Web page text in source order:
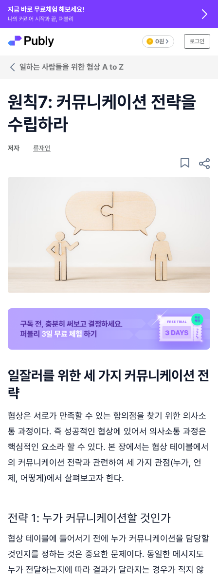
지금 바로 무료체험 해보세요!
나의 커리어 시작과 끝, 퍼블리
0원 로그인
일하는 사람들을 위한 협상 A to Z
원칙7: 커뮤니케이션 전략을
수립하라
저자 류재언
일잘러를 위한 세 가지 커뮤니케이션 전
략
협상은 서로가 만족할 수 있는 합의점을 찾기 위한 의사소
통 과정이다. 즉 성공적인 협상에 있어서 의사소통 과정은
핵심적인 요소라 할 수 있다. 본 장에서는 협상 테이블에서
의 커뮤니케이션 전략과 관련하여 세 가지 관점(누가, 언
제, 어떻게)에서 살펴보고자 한다.
전략 1: 누가 커뮤니케이션할 것인가
협상 테이블에 들어서기 전에 누가 커뮤니케이션을 담당할
것인지를 정하는 것은 중요한 문제이다. 동일한 메시지도
누가 전달하는지에 따라 결과가 달라지는 경우가 적지 않